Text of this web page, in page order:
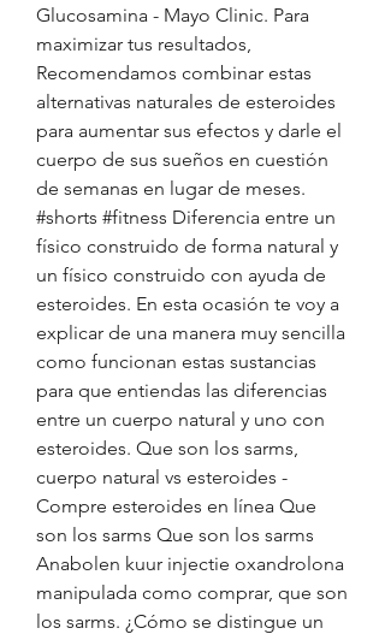
Glucosamina - Mayo Clinic. Para
maximizar tus resultados,
Recomendamos combinar estas
alternativas naturales de esteroides
para aumentar sus efectos y darle el
cuerpo de sus sueños en cuestión
de semanas en lugar de meses.
#shorts #fitness Diferencia entre un
físico construido de forma natural y
un físico construido con ayuda de
esteroides. En esta ocasión te voy a
explicar de una manera muy sencilla
como funcionan estas sustancias
para que entiendas las diferencias
entre un cuerpo natural y uno con
esteroides. Que son los sarms,
cuerpo natural vs esteroides -
Compre esteroides en línea Que
son los sarms Que son los sarms
Anabolen kuur injectie oxandrolona
manipulada como comprar, que son
los sarms. ¿Cómo se distingue un